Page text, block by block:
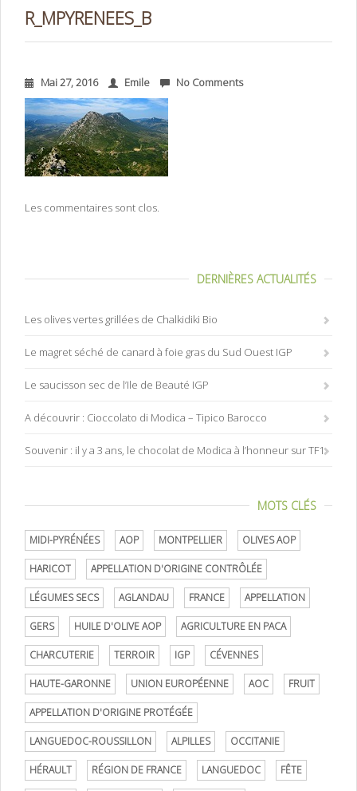
R_MPYRENEES_B
Mai 27, 2016 Emile No Comments
Les commentaires sont clos.
DERNIÈRES ACTUALITÉS
Les olives vertes grillées de Chalkidiki Bio
Le magret séché de canard à foie gras du Sud Ouest IGP
Le saucisson sec de l’Ile de Beauté IGP
A découvrir : Cioccolato di Modica – Tipico Barocco
Souvenir : il y a 3 ans, le chocolat de Modica à l’honneur sur TF1
MOTS CLÉS
MIDI-PYRÉNÉES AOP MONTPELLIER OLIVES AOP
HARICOT APPELLATION D'ORIGINE CONTRÔLÉE
LÉGUMES SECS AGLANDAU FRANCE APPELLATION
GERS HUILE D'OLIVE AOP AGRICULTURE EN PACA
CHARCUTERIE TERROIR IGP CÉVENNES
HAUTE-GARONNE UNION EUROPÉENNE AOC FRUIT
APPELLATION D'ORIGINE PROTÉGÉE
LANGUEDOC-ROUSSILLON ALPILLES OCCITANIE
HÉRAULT RÉGION DE FRANCE LANGUEDOC FÊTE